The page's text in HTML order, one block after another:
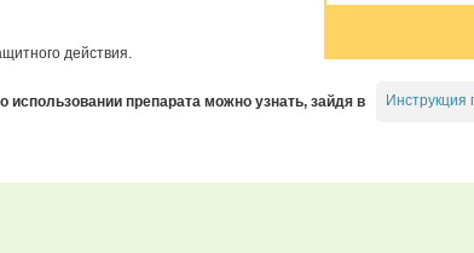
действия.
препарата можно узнать, зайдя в